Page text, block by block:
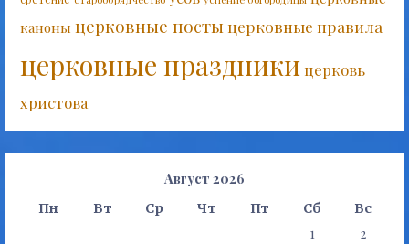
каноны церковные посты церковные правила
церковные праздникицерковь
христова
Август 2026
Пн Вт Ср Чт Пт Сб Вс
1
2